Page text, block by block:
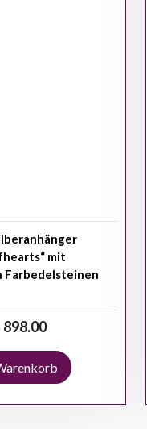
mit
Farbedelsteinen
898.00